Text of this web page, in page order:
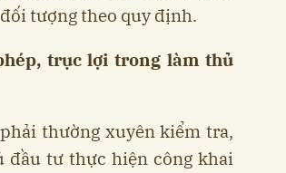
tượng theo quy định.
trục lợi trong làm thủ
thường xuyên kiểm tra,
tư thực hiện công khai